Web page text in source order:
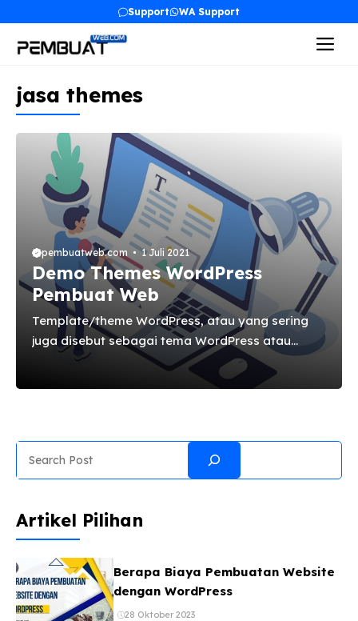
Support WA Support
jasa themes
pembuatweb.com 1 Juli 2021
Demo Themes WordPress
Pembuat Web
Template/theme WordPress, atau yang sering
juga disebut sebagai tema WordPress atau
themes WordPress adalah desain dari website
Anda, termasuk layoutnya. Mengubah template
pengunjung website Anda lihat ketika mereka
mengakses website Anda. Plugin adalah kode
yang dipasang plug di website berbasis
plugin WordPress adalah ekstensi yang
ditambahkan ke situs dan memiliki fungsi untuk
memodifikasi dan mengembangkan
fungsionalitas utama WordPress. Demo Themes
WordPress Pembuat Web Jika ...
Artikel Pilihan
Berapa Biaya Pembuatan Website
dengan WordPress
28 Oktober 2023